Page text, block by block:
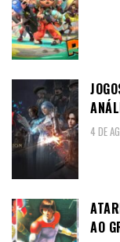
4 DE
AO